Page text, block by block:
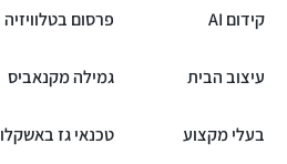
קידום AI פרסום בטלוויזיה
עיצוב הבית גמילה מקנאביס
בעלי מקצוע טכנאי גז באשקלון